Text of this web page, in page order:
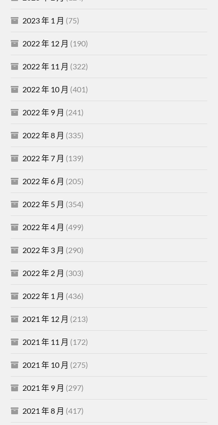
2023 年 1 月 (75)
2022 年 12 月 (190)
2022 年 11 月 (322)
2022 年 10 月 (401)
2022 年 9 月 (241)
2022 年 8 月 (335)
2022 年 7 月 (139)
2022 年 6 月 (205)
2022 年 5 月 (354)
2022 年 4 月 (499)
2022 年 3 月 (290)
2022 年 2 月 (303)
2022 年 1 月 (436)
2021 年 12 月 (213)
2021 年 11 月 (172)
2021 年 10 月 (275)
2021 年 9 月 (297)
2021 年 8 月 (417)